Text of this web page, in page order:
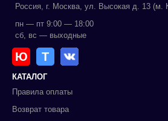
Россия, г. Москва, ул. Высокая д. 13 (м.
пн — пт 9:00 — 18:00
сб, вс — выходные
Ю Т
КАТАЛОГ
Правила оплаты
Возврат товара